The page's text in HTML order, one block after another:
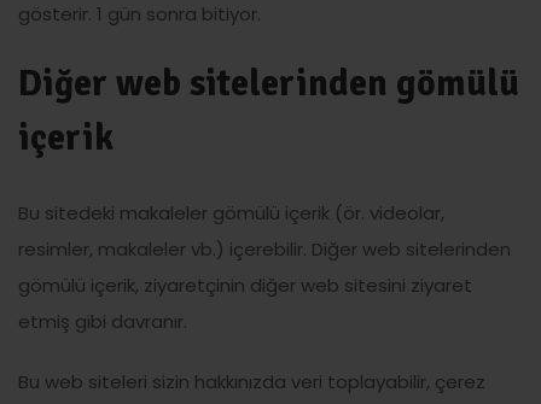
gösterir. 1 gün sonra bitiyor.
Diğer web sitelerinden gömülü
içerik
Bu sitedeki makaleler gömülü içerik (ör. videolar,
resimler, makaleler vb.) içerebilir. Diğer web sitelerinden
gömülü içerik, ziyaretçinin diğer web sitesini ziyaret
etmiş gibi davranır.
Bu web siteleri sizin hakkınızda veri toplayabilir, çerez